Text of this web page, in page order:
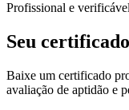
Profissional e verificável
Seu
Baixe um certificado
avaliação de aptidão e